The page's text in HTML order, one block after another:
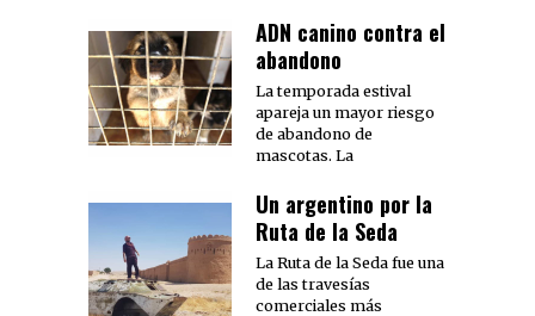
ADN canino contra el
abandono
La temporada estival
apareja un mayor riesgo
de abandono de
mascotas. La
Un argentino por la
Ruta de la Seda
La Ruta de la Seda fue una
de las travesías
comerciales más